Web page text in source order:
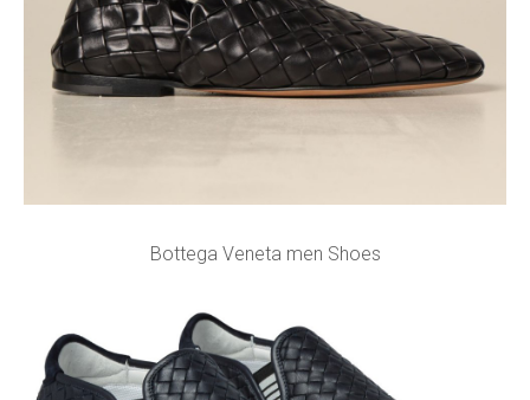
Bottega Veneta men Shoes